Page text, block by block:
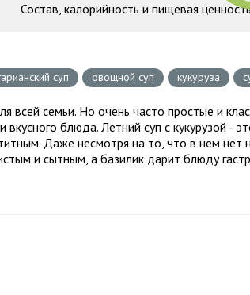
Состав, калорийность и пищевая
суп овощной суп кукуруза
семьи. Но очень часто простые и
блюда. Летний суп с кукурузой -
Даже несмотря на то, что в нем нет
и сытным, а базилик дарит блюду